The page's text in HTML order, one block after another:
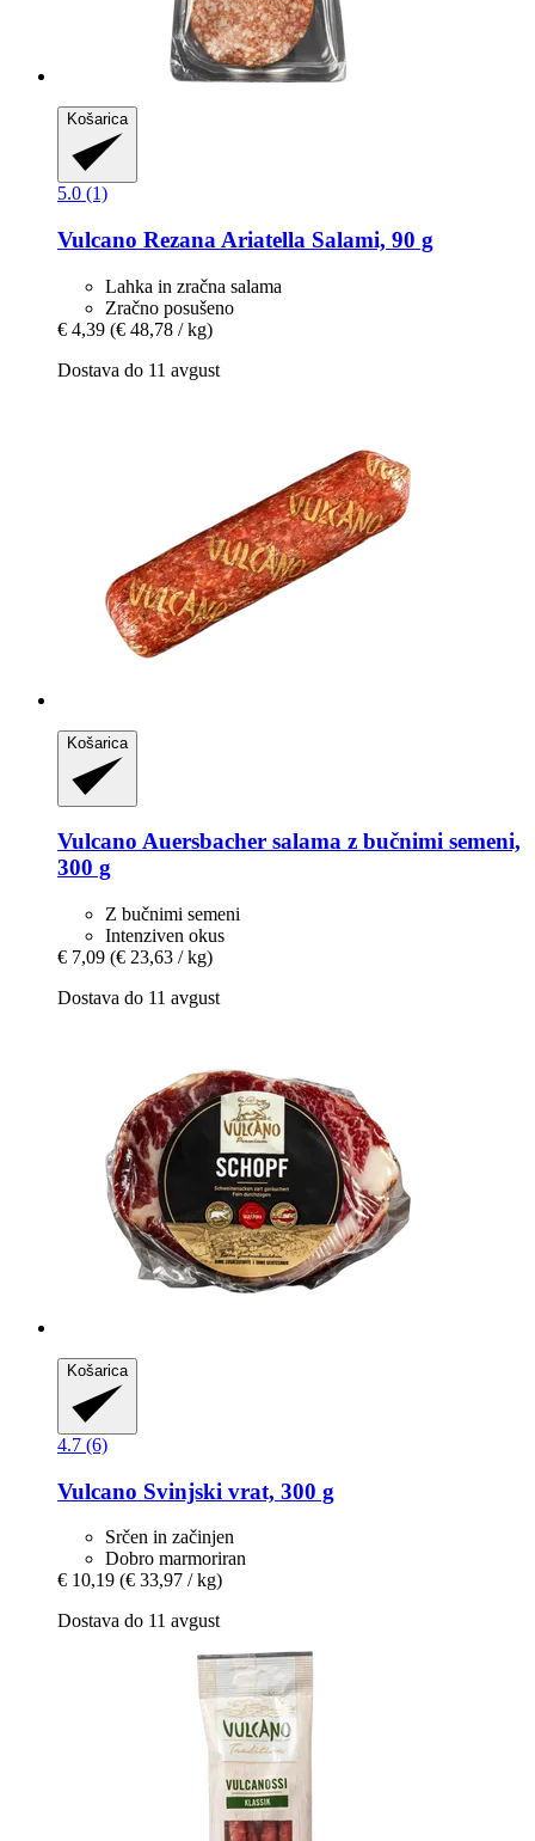
Košarica
5.0 (1)
Vulcano Rezana Ariatella Salami, 90 g
Lahka in zračna salama
Zračno posušeno
€ 4,39 (€ 48,78 / kg)
Dostava do 11 avgust
Košarica
Vulcano Auersbacher salama z bučnimi semeni,
300 g
Z bučnimi semeni
Intenziven okus
€ 7,09 (€ 23,63 / kg)
Dostava do 11 avgust
Košarica
4.7 (6)
Vulcano Svinjski vrat, 300 g
Srčen in začinjen
Dobro marmoriran
€ 10,19 (€ 33,97 / kg)
Dostava do 11 avgust